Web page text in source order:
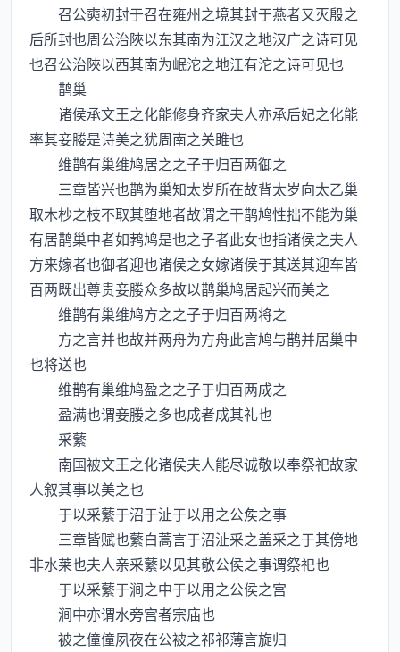
召公奭初封于召在雍州之境其封于燕者又灭殷之
后所封也周公治陜以东其南为江汉之地汉广之诗可见
也召公治陜以西其南为岷沱之地江有沱之诗可见也
鹊巢
诸侯承文王之化能修身齐家夫人亦承后妃之化能
率其妾媵是诗美之犹周南之关雎也
维鹊有巢维鸠居之之子于归百两御之
三章皆兴也鹊为巢知太岁所在故背太岁向太乙巢
取木杪之枝不取其堕地者故谓之干鹊鸠性拙不能为巢
有居鹊巢中者如鹁鸠是也之子者此女也指诸侯之夫人
方来嫁者也御者迎也诸侯之女嫁诸侯于其送其迎车皆
百两既出尊贵妾媵众多故以鹊巢鸠居起兴而美之
维鹊有巢维鸠方之之子于归百两将之
方之言并也故并两舟为方舟此言鸠与鹊并居巢中
也将送也
维鹊有巢维鸠盈之之子于归百两成之
盈满也谓妾媵之多也成者成其礼也
采蘩
南国被文王之化诸侯夫人能尽诚敬以奉祭祀故家
人叙其事以美之也
于以采蘩于沼于沚于以用之公矦之事
三章皆赋也蘩白蒿言于沼沚采之盖采之于其傍地
非水莱也夫人亲采蘩以见其敬公侯之事谓祭祀也
于以采蘩于涧之中于以用之公侯之宫
涧中亦谓水旁宫者宗庙也
被之僮僮夙夜在公被之祁祁薄言旋归